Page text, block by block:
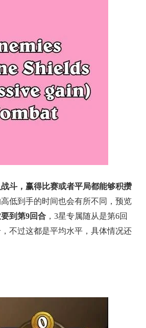
斗，赢得比赛或者平局都能够积攒
低到手的时间也会有所不同，预览
到第9回合 ，3星专属随从是第6回
不过这都是平均水平，具体情况还